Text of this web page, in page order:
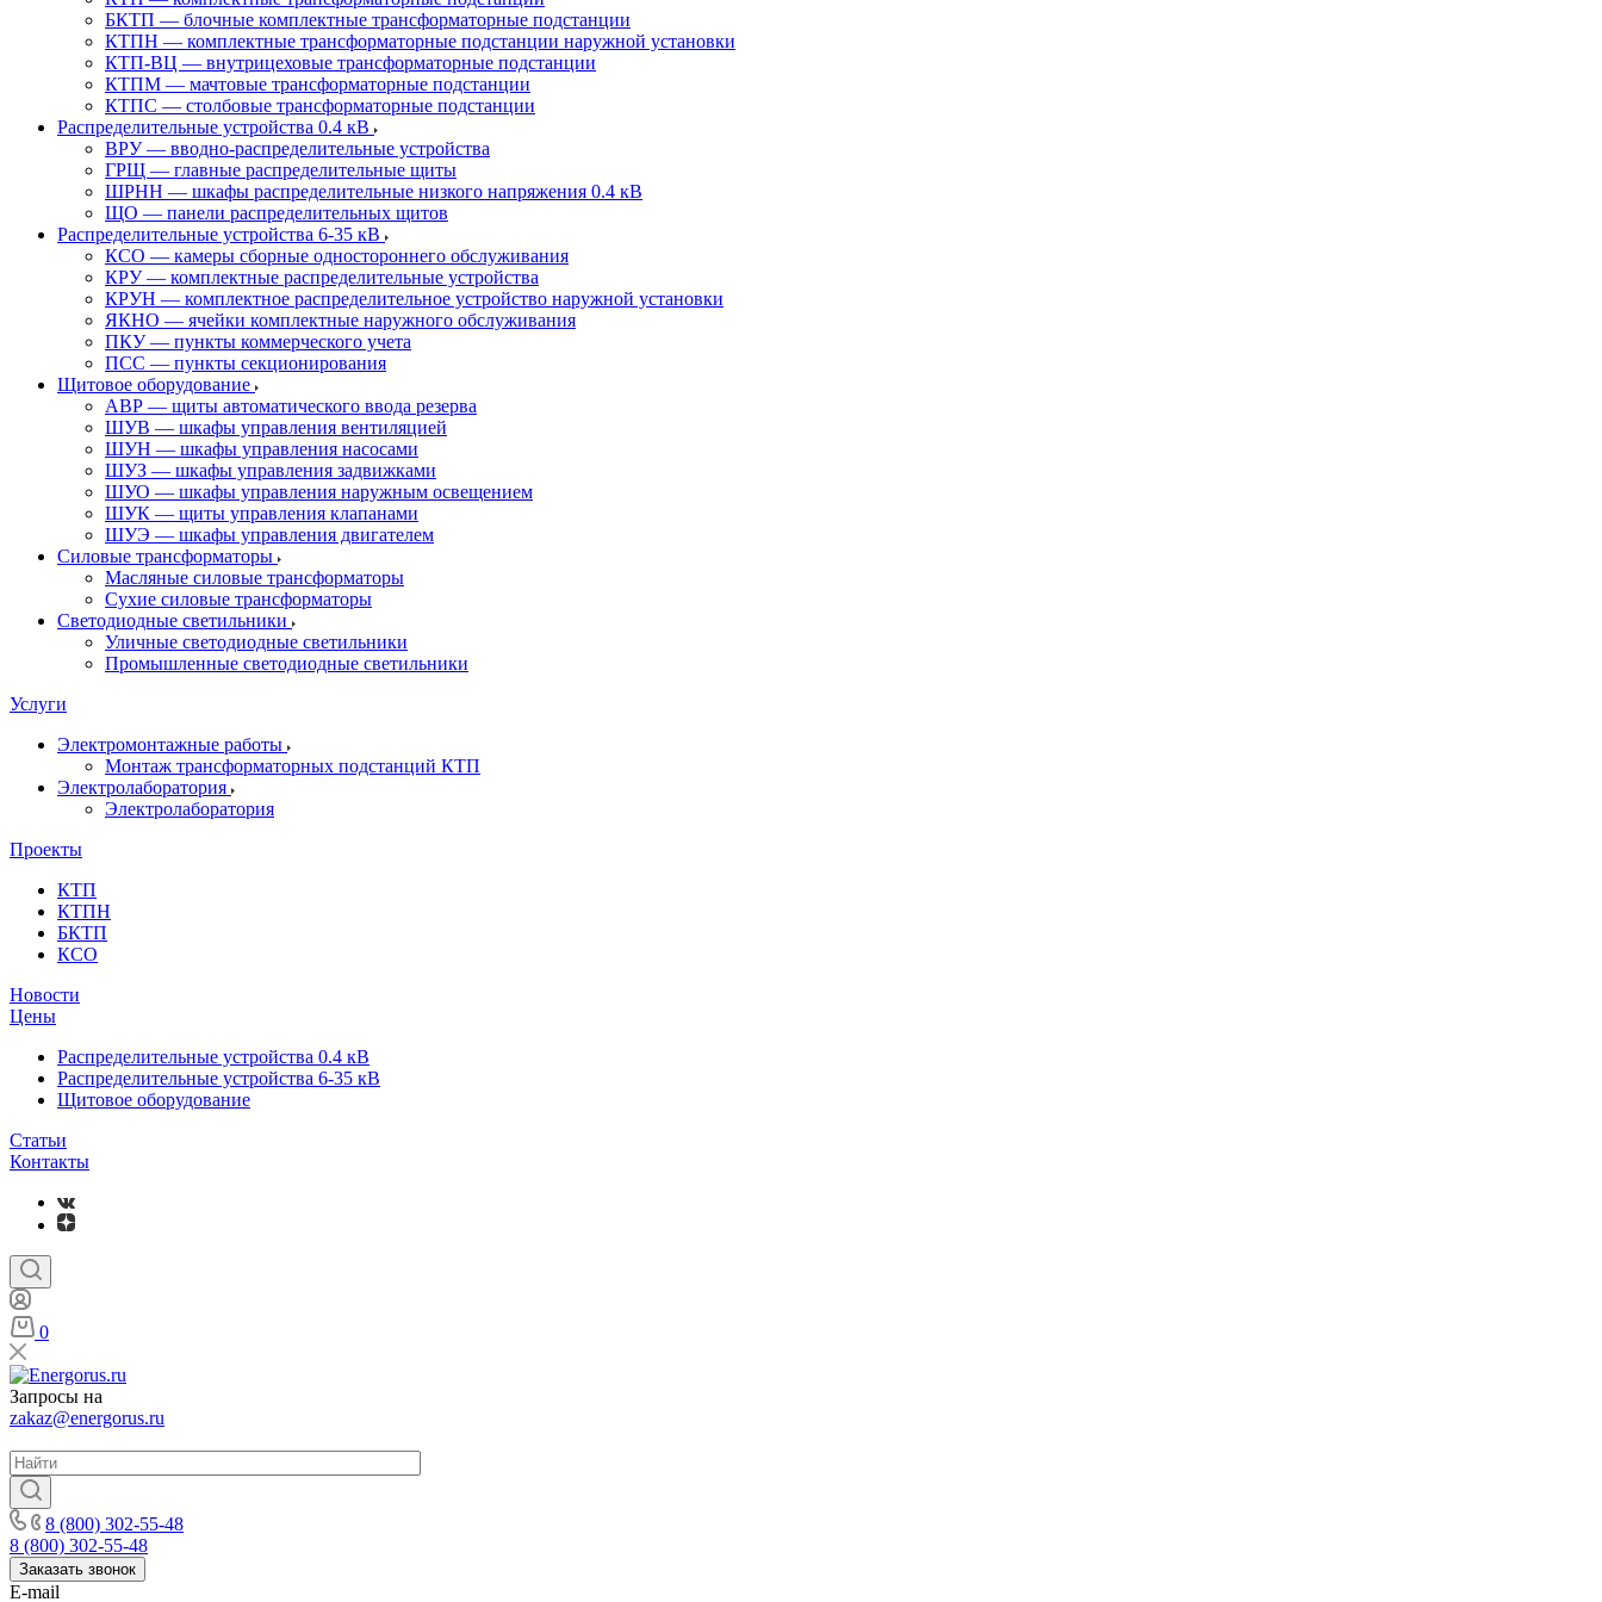
БКТП — блочные комплектные трансформаторные подстанции
КТПН — комплектные трансформаторные подстанции наружной установки
КТП-ВЦ — внутрицеховые трансформаторные подстанции
КТПМ — мачтовые трансформаторные подстанции
КТПС — столбовые трансформаторные подстанции
Распределительные устройства 0.4 кВ
ВРУ — вводно-распределительные устройства
ГРЩ — главные распределительные щиты
ШРНН — шкафы распределительные низкого напряжения 0.4 кВ
ЩО — панели распределительных щитов
Распределительные устройства 6-35 кВ
КСО — камеры сборные одностороннего обслуживания
КРУ — комплектные распределительные устройства
КРУН — комплектное распределительное устройство наружной установки
ЯКНО — ячейки комплектные наружного обслуживания
ПКУ — пункты коммерческого учета
ПСС — пункты секционирования
Щитовое оборудование
АВР — щиты автоматического ввода резерва
ШУВ — шкафы управления вентиляцией
ШУН — шкафы управления насосами
ШУЗ — шкафы управления задвижками
ШУО — шкафы управления наружным освещением
ШУК — щиты управления клапанами
ШУЭ — шкафы управления двигателем
Силовые трансформаторы
Масляные силовые трансформаторы
Сухие силовые трансформаторы
Светодиодные светильники
Уличные светодиодные светильники
Промышленные светодиодные светильники
Услуги
Электромонтажные работы
Монтаж трансформаторных подстанций КТП
Электролаборатория
Электролаборатория
Проекты
КТП
КТПН
БКТП
КСО
Новости
Цены
Распределительные устройства 0.4 кВ
Распределительные устройства 6-35 кВ
Щитовое оборудование
Статьи
Контакты
0
Запросы на
zakaz@energorus.ru
8 (800) 302-55-48
8 (800) 302-55-48
Заказать звонок
E-mail